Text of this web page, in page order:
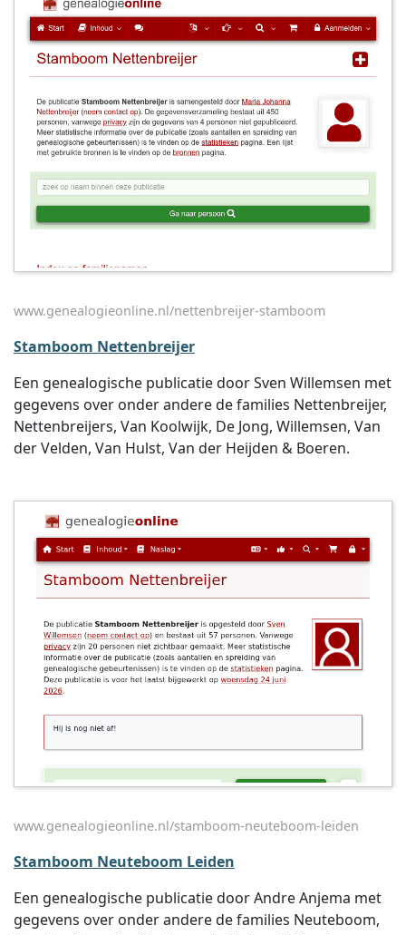
www.genealogieonline.nl/nettenbreijer-stamboom
Stamboom Nettenbreijer
Een genealogische publicatie door Sven Willemsen met
gegevens over onder andere de families Nettenbreijer,
Nettenbreijers, Van Koolwijk, De Jong, Willemsen, Van
der Velden, Van Hulst, Van der Heijden & Boeren.
www.genealogieonline.nl/stamboom-neuteboom-leiden
Stamboom Neuteboom Leiden
Een genealogische publicatie door Andre Anjema met
gegevens over onder andere de families Neuteboom,